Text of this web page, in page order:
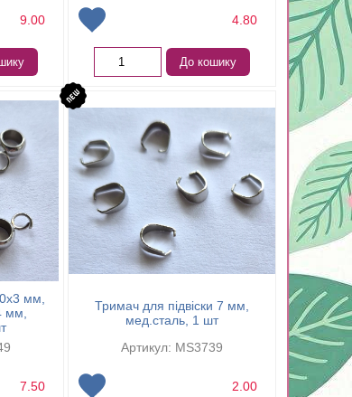
9.00 4.80
До кошику
мм,
мм,
7.50
Тримач для підвіски 7 мм,
мед.сталь, 1 шт
Артикул: MS3739
2.00